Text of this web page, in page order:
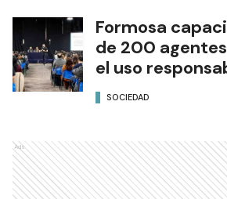
Formosa
de 200
el uso
SOCIEDAD
Ads